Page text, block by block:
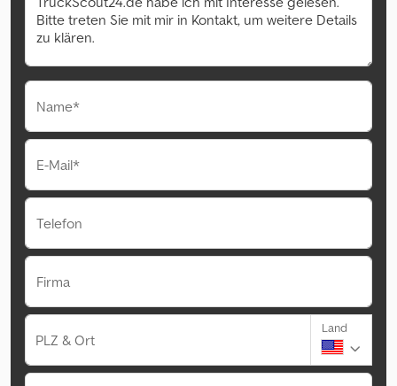
Name*
E-Mail*
Telefon
Firma
PLZ & Ort
Land